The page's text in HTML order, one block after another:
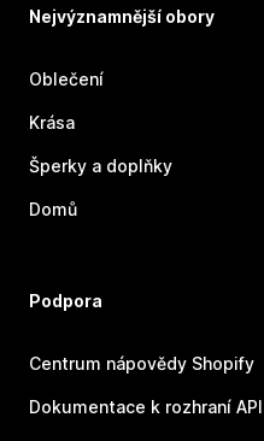
Nejvýznamnější obory
Oblečení
Krása
Šperky a doplňky
Domů
Podpora
Centrum nápovědy Shopify
Dokumentace k rozhraní API